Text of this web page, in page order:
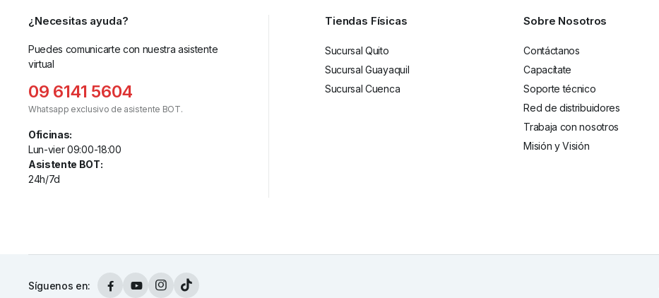
¿Necesitas ayuda?
Puedes comunicarte con nuestra asistente
virtual
09 6141 5604
Whatsapp exclusivo de asistente BOT.
Oficinas:
Lun-vier 09:00-18:00
Asistente BOT:
24h/7d
Tiendas Físicas
Sucursal Quito
Sucursal Guayaquil
Sucursal Cuenca
Sobre Nosotros
Contáctanos
Capacítate
Soporte técnico
Red de distribuidores
Trabaja con nosotros
Misión y Visión
Síguenos en: